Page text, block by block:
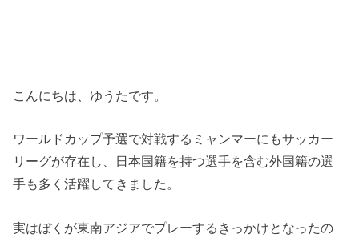
こんにちは、ゆうたです。
ワールドカップ予選で対戦するミャンマーにもサッカー
リーグが存在し、日本国籍を持つ選手を含む外国籍の選
手も多く活躍してきました。
実はぼくが東南アジアでプレーするきっかけとなったの